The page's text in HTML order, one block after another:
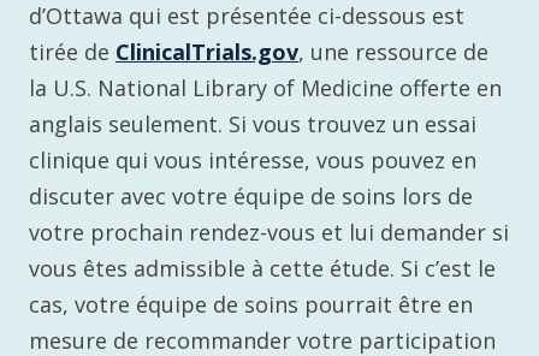
d’Ottawa qui est présentée ci-dessous est
tirée de ClinicalTrials.gov, une ressource de
la U.S. National Library of Medicine offerte en
anglais seulement. Si vous trouvez un essai
clinique qui vous intéresse, vous pouvez en
discuter avec votre équipe de soins lors de
votre prochain rendez-vous et lui demander si
vous êtes admissible à cette étude. Si c’est le
cas, votre équipe de soins pourrait être en
mesure de recommander votre participation